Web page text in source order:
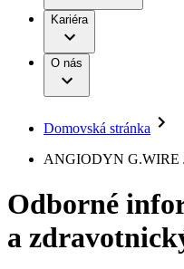
Léčba bolesti
Mimotělní
Onkologie
Ortopedie
Páteřní
Péče o rány
Onemocnění
B. Braun Avitum
Práce a
Naše kultura
Vaše příležitost​
Odpovědnost
Média
Tiskové
Kontakt
Kontaktní
Registrace
Kariéra
O nás
Domovská stránka
ANGIODYN G.WIRE
Odborné
a